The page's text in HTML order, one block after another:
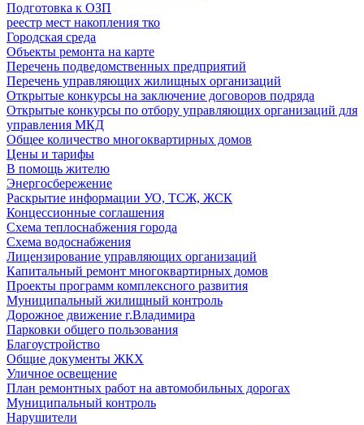
Подготовка к ОЗП
реестр мест накопления тко
Городская среда
Объекты ремонта на карте
Перечень подведомственных предприятий
Перечень управляющих жилищных организаций
Открытые конкурсы на заключение договоров подряда
Открытые конкурсы по отбору управляющих организаций для
управления МКД
Общее количество многоквартирных домов
Цены и тарифы
В помощь жителю
Энергосбережение
Раскрытие информации УО, ТСЖ, ЖСК
Концессионные соглашения
Схема теплоснабжения города
Схема водоснабжения
Лицензирование управляющих организаций
Капитальный ремонт многоквартирных домов
Проекты программ комплексного развития
Муниципальный жилищный контроль
Дорожное движение г.Владимира
Парковки общего пользования
Благоустройство
Общие документы ЖКХ
Уличное освещение
План ремонтных работ на автомобильных дорогах
Муниципальный контроль
Нарушители